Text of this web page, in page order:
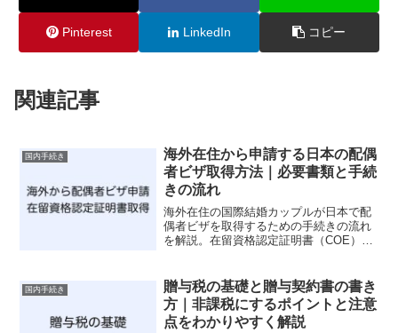
Pinterest LinkedIn コピー
関連記事
国内手続き
海外在住から申請する日本の配偶
者ビザ取得方法｜必要書類と手続
きの流れ
海外在住の国際結婚カップルが日本で配
偶者ビザを取得するための手続きの流れ
を解説。在留資格認定証明書（COE）の
までまとめています。
国内手続き
贈与税の基礎と贈与契約書の書き
方｜非課税にするポイントと注意
点をわかりやすく解説